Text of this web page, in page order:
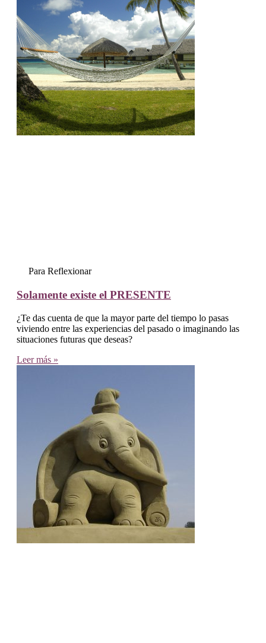
Para Reflexionar
Solamente existe el PRESENTE
¿Te das cuenta de que la mayor parte del tiempo lo pasas
viviendo entre las experiencias del pasado o imaginando las
situaciones futuras que deseas?
Leer más »